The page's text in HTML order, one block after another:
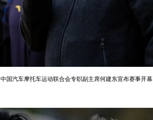
中国汽车摩托车运动联合会专职副主席何建东宣布赛事开幕